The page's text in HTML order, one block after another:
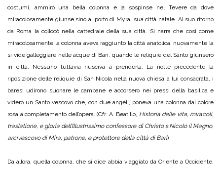
costumi, ammirò una bella colonna e la sospinse nel Tevere da dove
miracolosamente giunse sino al porto di Myra, sua città natale. Al suo ritorno
da Roma la collocò nella cattedrale della sua città. Si narra che così come
miracolosamente la colonna aveva raggiunto la città anatolica, nuovamente la
si vide galleggiare nelle acque di Bari, quando le reliquie del Santo giunsero
in città. Nessuno tuttavia riusciva a prenderla. La notte precedente la
riposizione delle reliquie di San Nicola nella nuova chiesa a lui consacrata, i
baresi udirono suonare le campane e accorsero nei pressi della basilica e
videro un Santo vescovo che, con due angeli, poneva una colonna dal colore
rosa a completamento dell’opera. (Cfr. A. Beatillo, Historia delle vita, miracoli,
traslatione, e gloria dell’Illustrissimo confessore di Christo s.Nicolò il Magno,
arcivescovo di Mira, patrone, e protettore della città di Bari)
Da allora, quella colonna, che si dice abbia viaggiato da Oriente a Occidente,